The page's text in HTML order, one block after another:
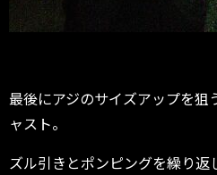
最後にアジのサイズアップを狙
ャスト。
ズル引きとポンピングを繰り返